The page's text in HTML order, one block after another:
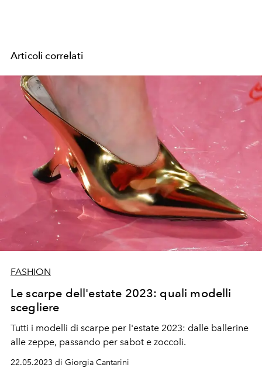
Articoli correlati
FASHION
Le scarpe dell'estate 2023: quali modelli
scegliere
Tutti i modelli di scarpe per l'estate 2023: dalle ballerine
alle zeppe, passando per sabot e zoccoli.
22.05.2023 di Giorgia Cantarini